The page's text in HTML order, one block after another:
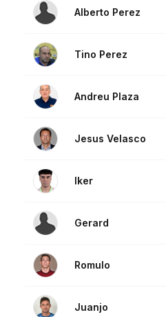
Alberto Perez
Tino Perez
Andreu Plaza
Jesus Velasco
Iker
Gerard
Romulo
Juanjo